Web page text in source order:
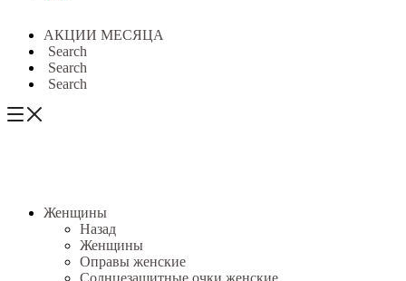
АКЦИИ МЕСЯЦА
Search
Search
Search
Женщины
Назад
Женщины
Оправы женские
Солнцезащитные очки женские